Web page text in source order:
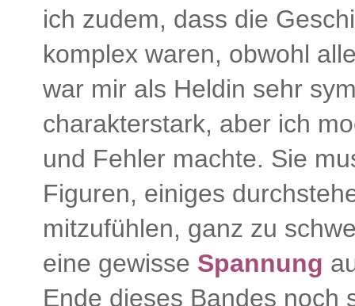
ich zudem, dass die
komplex waren, obwohl
war mir als Heldin sehr
charakterstark, aber ich
und Fehler machte. Sie
Figuren, einiges
mitzufühlen, ganz zu
eine gewisse Spannung
Ende dieses Bandes noch